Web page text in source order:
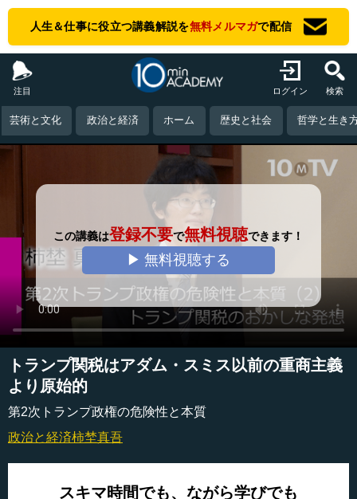
人生＆仕事に役立つ講義解説を無料メルマガで配信
注目 ログイン 検索
芸術と文化 政治と経済 ホーム 歴史と社会 哲学と生き
この講義は登録不要で無料視聴できます！
▶ 無料視聴する
トランプ関税はアダム・スミス以前の重商主義
より原始的
第2次トランプ政権の危険性と本質
政治と経済柿埜真吾
スキマ時間でも、ながら学びでも